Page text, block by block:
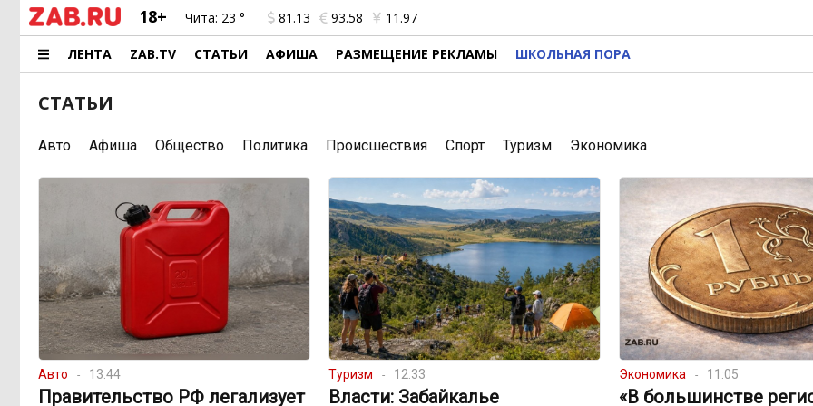
18+ Чита: 23 ° 81.13 93.58 11.97
ЛЕНТА ZAB.TV СТАТЬИ АФИША РАЗМЕЩЕНИЕ РЕКЛАМЫ ШКОЛЬНАЯ ПОРА
СТАТЬИ
Авто Афиша Общество Политика Происшествия Спорт Туризм Экономика
Авто 13:44
Правительство РФ легализует
Туризм 12:33
Власти: Забайкалье
Экономика 11:05
«В большинстве